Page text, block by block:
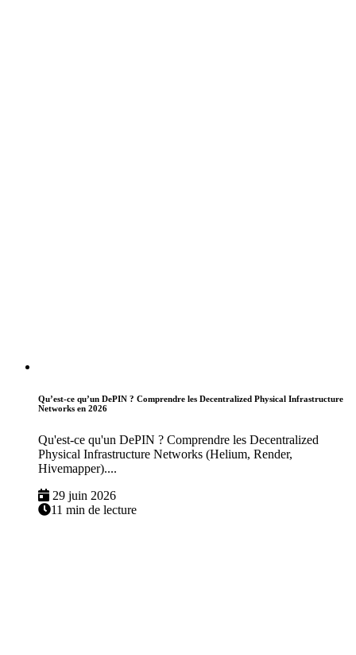
Qu’est-ce qu’un DePIN ? Comprendre les Decentralized Physical Infrastructure
Networks en 2026
Qu'est-ce qu'un DePIN ? Comprendre les Decentralized
Physical Infrastructure Networks (Helium, Render,
Hivemapper)....
29 juin 2026
11 min de lecture